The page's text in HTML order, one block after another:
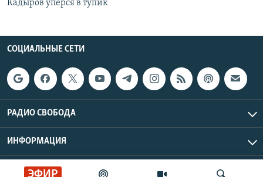
ЭФИР
Кадыров уперся в тупик
СОЦИАЛЬНЫЕ СЕТИ
РАДИО СВОБОДА
ИНФОРМАЦИЯ
Радио Свобода © 2026 RFE/RL, Inc. | Все права защищены.